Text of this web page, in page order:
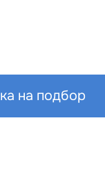
на подбор